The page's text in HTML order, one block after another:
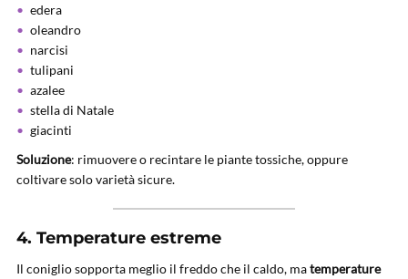
edera
oleandro
narcisi
tulipani
azalee
stella di Natale
giacinti
Soluzione: rimuovere o recintare le piante tossiche, oppure
coltivare solo varietà sicure.
4. Temperature estreme
Il coniglio sopporta meglio il freddo che il caldo, matemperature